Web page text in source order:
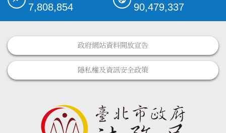
7,808,854 90,479,337
政府網站資料開放宣告
隱私權及資訊安全政策